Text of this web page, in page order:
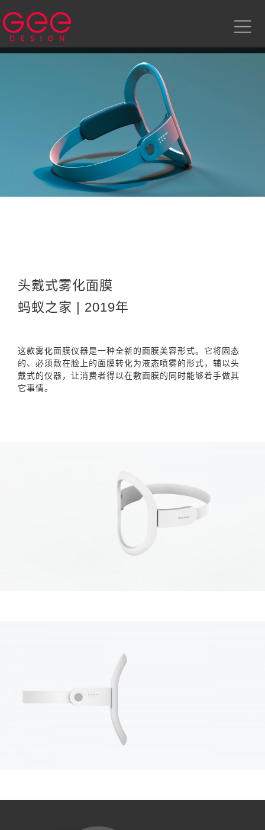
头戴式雾化面膜
蚂蚁之家 | 2019年
这款雾化面膜仪器是一种全新的面膜美容形式。它将固态
的、必须敷在脸上的面膜转化为液态喷雾的形式，辅以头
戴式的仪器，让消费者得以在敷面膜的同时能够着手做其
它事情。